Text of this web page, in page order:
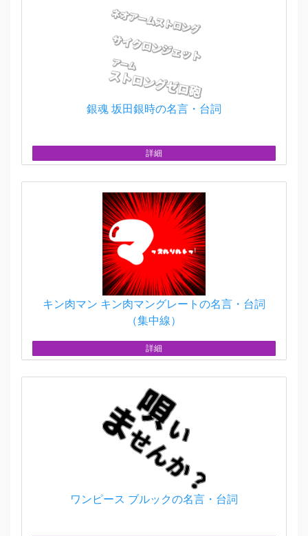
銀魂 坂田銀時の名言・台詞
詳細
キン肉マン キン肉マングレートの名言・台詞
（集中線）
詳細
ワンピース ブルックの名言・台詞